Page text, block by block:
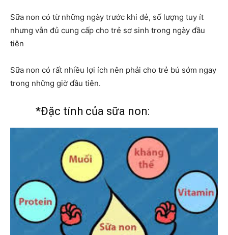
Sữa non có từ những ngày trước khi đẻ, số lượng tuy ít
nhưng vẫn đủ cung cấp cho trẻ sơ sinh trong ngày đầu
tiên
Sữa non có rất nhiều lợi ích nên phải cho trẻ bú sớm ngay
trong những giờ đầu tiên.
*Đặc tính của sữa non: